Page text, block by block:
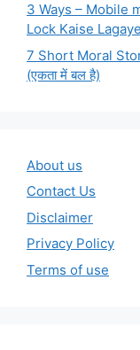
3 Ways – Mobile
Lock Kaise
7 Short Moral
(एकता में बल है)
About us
Contact Us
Disclaimer
Privacy Policy
Terms of use